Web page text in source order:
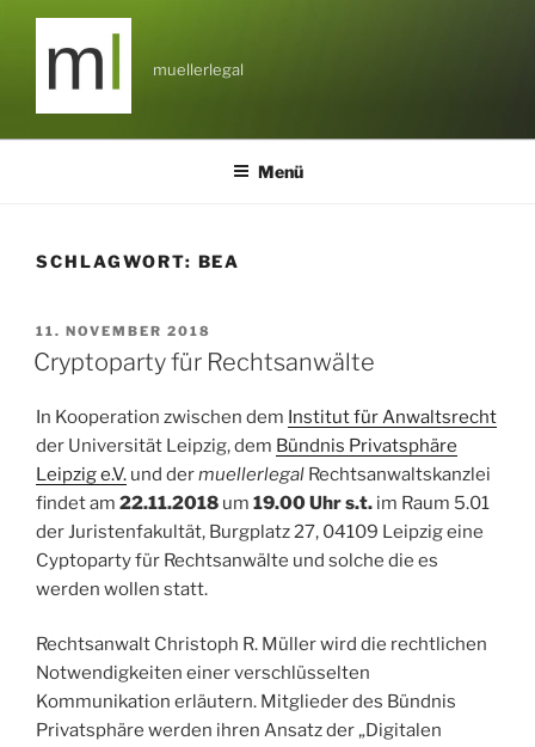
Zum
springen
muellerlegal
Menü
SCHLAGWORT: BEA
VERÖFFENTLICHT
AM
11. NOVEMBER 2018
Cryptoparty für Rechtsanwälte
In Kooperation zwischen dem Institut für Anwaltsrecht
der Universität Leipzig, dem Bündnis Privatsphäre
Leipzig e.V. und dermuellerlegal Rechtsanwaltskanzlei
findet am 22.11.2018 um 19.00 Uhr s.t. im Raum 5.01
der Juristenfakultät, Burgplatz 27, 04109 Leipzig eine
Cyptoparty für Rechtsanwälte und solche die es
werden wollen statt.
Rechtsanwalt Christoph R. Müller wird die rechtlichen
Notwendigkeiten einer verschlüsselten
Kommunikation erläutern. Mitglieder des Bündnis
Privatsphäre werden ihren Ansatz der „Digitalen